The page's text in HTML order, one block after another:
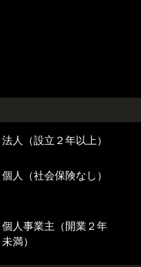
法人（設立２年以上）
個人（社会保険なし）
個人事業主（開業２年
未満）